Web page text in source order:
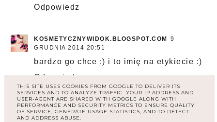
Odpowiedz
KOSMETYCZNYWIDOK.BLOGSPOT.COM
9
GRUDNIA 2014 20:51
bardzo go chce :) i to imię na etykiecie :)
Odpowiedz
UNKNOWN 9 GRUDNIA 2014 21:57
THIS SITE USES COOKIES FROM GOOGLE TO DELIVER ITS
SERVICES AND TO ANALYZE TRAFFIC. YOUR IP ADDRESS AND
USER-AGENT ARE SHARED WITH GOOGLE ALONG WITH
PERFORMANCE AND SECURITY METRICS TO ENSURE QUALITY
OF SERVICE, GENERATE USAGE STATISTICS, AND TO DETECT
AND ADDRESS ABUSE.